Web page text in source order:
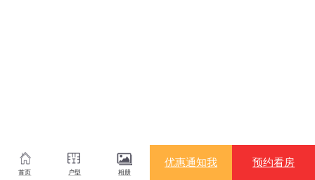
首页 户型 相册
优惠通知我 预约看房